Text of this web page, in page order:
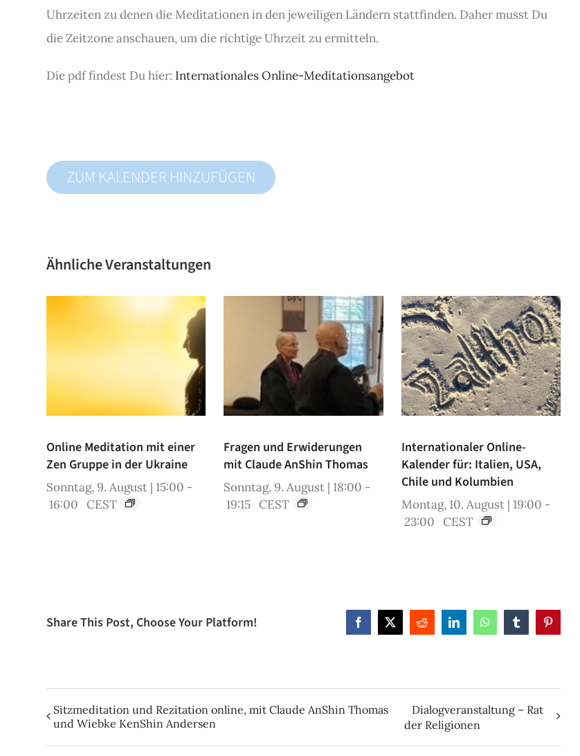
Uhrzeiten zu denen die Meditationen in den jeweiligen Ländern stattfinden. Daher musst Du
die Zeitzone anschauen, um die richtige Uhrzeit zu ermitteln.
Die pdf findest Du hier: Internationales Online-Meditationsangebot
ZUM KALENDER HINZUFÜGEN
Ähnliche Veranstaltungen
Online Meditation mit einer
Zen Gruppe in der Ukraine
Sonntag, 9. August | 15:00 -
16:00 CEST
Fragen und Erwiderungen
mit Claude AnShin Thomas
Sonntag, 9. August | 18:00 -
19:15 CEST
Internationaler Online-
Kalender für: Italien, USA,
Chile und Kolumbien
Montag, 10. August | 19:00 -
23:00 CEST
Share This Post, Choose Your Platform! Facebook
X Reddit LinkedInWhatsAppTumblrPinterest
Sitzmeditation und Rezitation online, mit Claude AnShin Thomas
und Wiebke KenShin Andersen
Dialogveranstaltung – Rat
der Religionen